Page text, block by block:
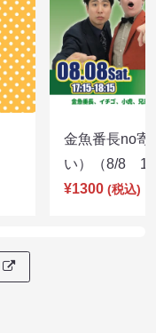
金魚番長no寄
い）（8/8
¥1300 (税込)